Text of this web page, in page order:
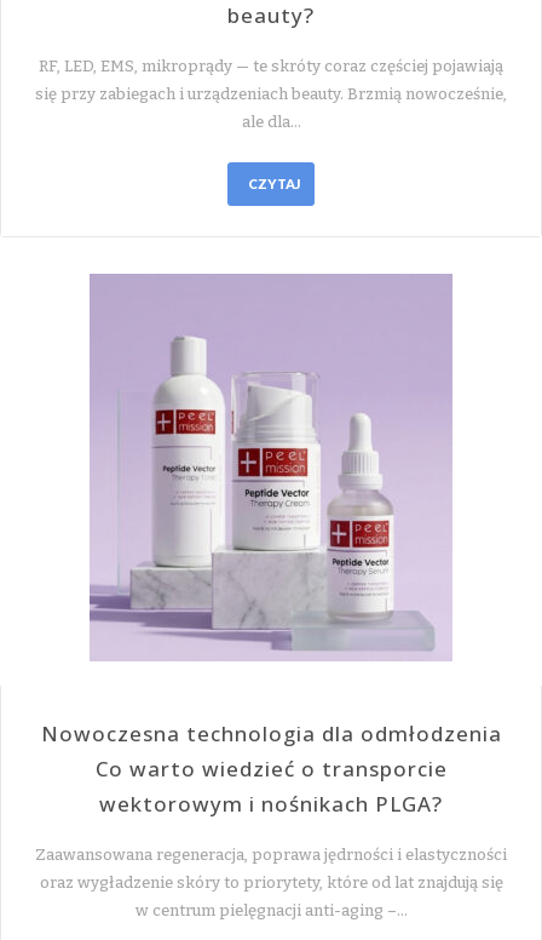
beauty?
RF, LED, EMS, mikroprądy — te skróty coraz częściej pojawiają
się przy zabiegach i urządzeniach beauty. Brzmią nowocześnie,
ale dla…
CZYTAJ
Nowoczesna technologia dla odmłodzenia
Co warto wiedzieć o transporcie
wektorowym i nośnikach PLGA?
Zaawansowana regeneracja, poprawa jędrności i elastyczności
oraz wygładzenie skóry to priorytety, które od lat znajdują się
w centrum pielęgnacji anti-aging –…